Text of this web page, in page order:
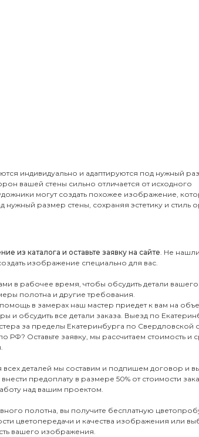
индивидуально и адаптируются под нужный
вашей стены сильно отличается от исходного
могут создать похожее изображение,
нужный размер стены, сохраняя эстетику и стиль
из каталога и оставьте заявку на сайте. Не
изображение специально для вас.
в рабочее время, чтобы обсудить детали вашего
полотна и другие требования.
в замерах наш мастер приедет к вам на
и обсудить все детали заказа. Выезд по
за пределы Екатеринбурга по Свердловской
РФ? Оставьте заявку, мы рассчитаем стоимость и
деталей мы составим и подпишем договор и
предоплату в размере 50% от стоимости
над вашим проектом.
полотна, вы получите бесплатную
цветопередачи и качества изображения или
вашего изображения.